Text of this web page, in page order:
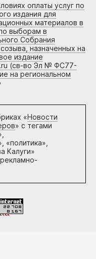
оплаты услуг по
издания для
материалов в
выборам в
Собрания
назначенных на
издание
(св-во Эл № ФС77-
на региональном
«Новости
» с тегами
«политика»,
Калуги»